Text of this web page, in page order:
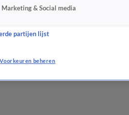
Marketing & Social media
partijen lijst
Voorkeuren beheren